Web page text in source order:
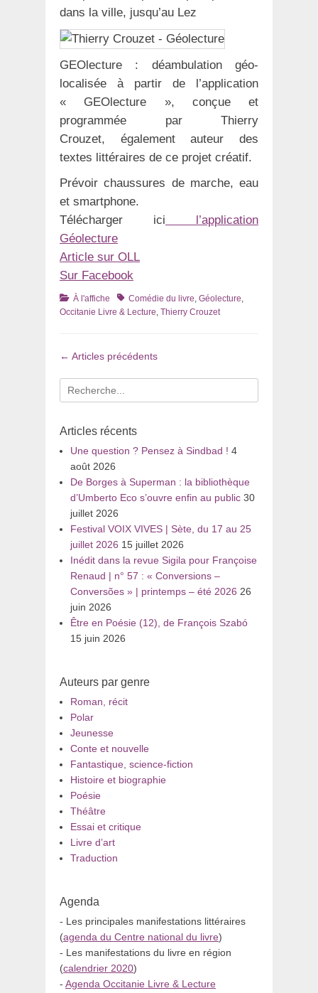
dans la ville, jusqu’au Lez
GEOlecture : déambulation géo-
localisée à partir de l’application
« GEOlecture », conçue et
programmée par Thierry
Crouzet, également auteur des
textes littéraires de ce projet créatif.
Prévoir chaussures de marche, eau
et smartphone.
Télécharger ici l’application
Géolecture
Article sur OLL
Sur Facebook
Catégories
À l'affiche TagsComédie du livre Géolecture
Occitanie Livre & Lecture Thierry Crouzet
Navigation
les
articles
← Articles précédents
Recherche
pour
Articles récents
Une question ? Pensez à Sindbad ! 4
août 2026
De Borges à Superman : la bibliothèque
d’Umberto Eco s’ouvre enfin au public 30
juillet 2026
Festival VOIX VIVES | Sète, du 17 au 25
juillet 2026 15 juillet 2026
Inédit dans la revue Sigila pour Françoise
Renaud | n° 57 : « Conversions –
Conversões » | printemps – été 2026 26
juin 2026
Être en Poésie (12), de François Szabó
15 juin 2026
Auteurs par genre
Roman, récit
Polar
Jeunesse
Conte et nouvelle
Fantastique, science-fiction
Histoire et biographie
Poésie
Théâtre
Essai et critique
Livre d’art
Traduction
Agenda
- Les principales manifestations littéraires
(agenda du Centre national du livre)
- Les manifestations du livre en région
(calendrier 2020)
- Agenda Occitanie Livre & Lecture